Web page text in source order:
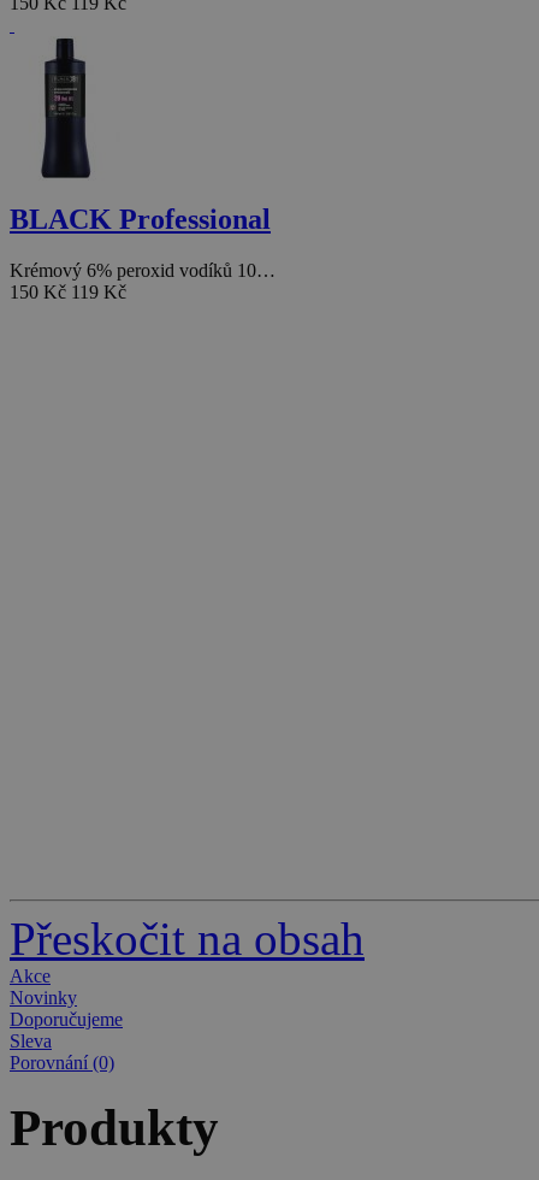
BLACK Professional
Krémový 6% peroxid vodíků 10…
150 Kč 119 Kč
Přeskočit na obsah
Akce
Novinky
Doporučujeme
Sleva
Porovnání (0)
Produkty